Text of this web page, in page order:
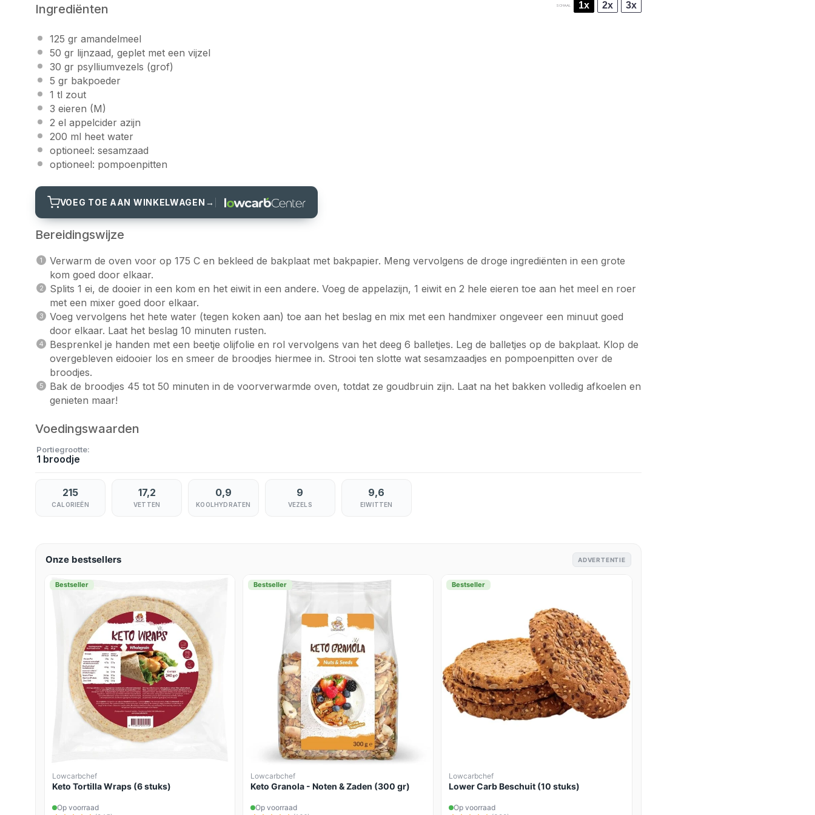
Ingrediënten SCHAAL 1x 2x 3x
125 gr amandelmeel
50 gr lijnzaad, geplet met een vijzel
30 gr psylliumvezels (grof)
5 gr bakpoeder
1 tl zout
3 eieren (M)
2 el appelcider azijn
200 ml heet water
optioneel: sesamzaad
optioneel: pompoenpitten
VOEG TOE AAN WINKELWAGEN →
Bereidingswijze
Verwarm de oven voor op 175 C en bekleed de bakplaat met bakpapier. Meng vervolgens de droge ingrediënten in een grote
kom goed door elkaar.
Splits 1 ei, de dooier in een kom en het eiwit in een andere. Voeg de appelazijn, 1 eiwit en 2 hele eieren toe aan het meel en roer
met een mixer goed door elkaar.
Voeg vervolgens het hete water (tegen koken aan) toe aan het beslag en mix met een handmixer ongeveer een minuut goed
door elkaar. Laat het beslag 10 minuten rusten.
Besprenkel je handen met een beetje olijfolie en rol vervolgens van het deeg 6 balletjes. Leg de balletjes op de bakplaat. Klop de
overgebleven eidooier los en smeer de broodjes hiermee in. Strooi ten slotte wat sesamzaadjes en pompoenpitten over de
broodjes.
Bak de broodjes 45 tot 50 minuten in de voorverwarmde oven, totdat ze goudbruin zijn. Laat na het bakken volledig afkoelen en
genieten maar!
Voedingswaarden
Portiegrootte
1 broodje
215
CALORIEËN
17,2
VETTEN
0,9
KOOLHYDRATEN
9
VEZELS
9,6
EIWITTEN
Onze bestsellers ADVERTENTIE
Bestseller
Lowcarbchef
Keto Tortilla Wraps (6 stuks)
Op voorraad
Bestseller
Lowcarbchef
Keto Granola - Noten & Zaden (300 gr)
Op voorraad
Bestseller
Lowcarbchef
Lower Carb Beschuit (10 stuks)
Op voorraad